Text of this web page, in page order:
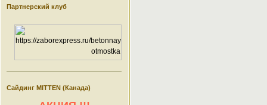
Партнерский клуб
Сайдинг MITTEN (Канада)